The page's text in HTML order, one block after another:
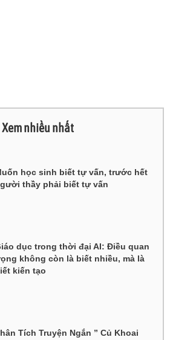
Xem nhiều nhất
học sinh biết tự vấn, trước hết
thầy phải biết tự vấn
dục trong thời đại AI: Điều quan
không còn là biết nhiều, mà là
kiến tạo
Tích Truyện Ngắn ” Củ Khoai